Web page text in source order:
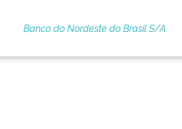
Banco do Nordeste do Brasil S/A